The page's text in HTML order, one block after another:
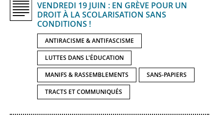
VENDREDI 19 JUIN : EN GRÈVE POUR UN
DROIT À LA SCOLARISATION SANS
CONDITIONS !
ANTIRACISME & ANTIFASCISME
LUTTES DANS L'ÉDUCATION
MANIFS & RASSEMBLEMENTS SANS-PAPIERS
TRACTS ET COMMUNIQUÉS